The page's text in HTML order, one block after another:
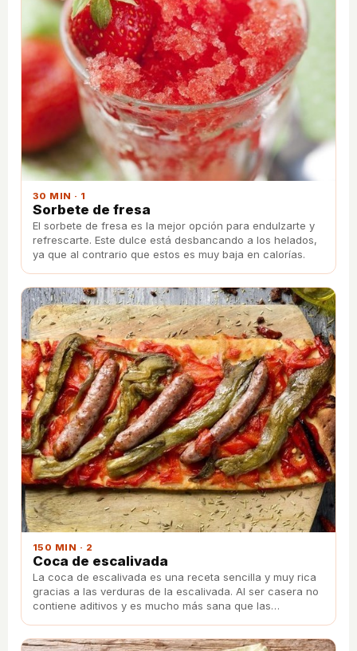
30 MIN · 1
Sorbete de fresa
El sorbete de fresa es la mejor opción para endulzarte y
refrescarte. Este dulce está desbancando a los helados,
ya que al contrario que estos es muy baja en calorías.
150 MIN · 2
Coca de escalivada
La coca de escalivada es una receta sencilla y muy rica
gracias a las verduras de la escalivada. Al ser casera no
contiene aditivos y es mucho más sana que las